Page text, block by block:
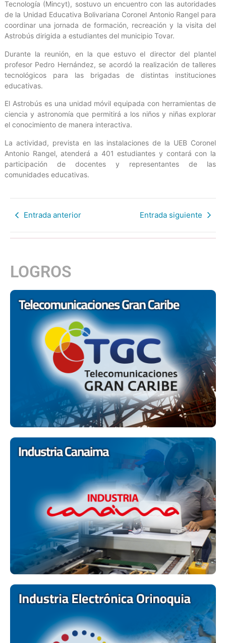
Tecnología (Mincyt), sostuvo un encuentro con las autoridades
de la Unidad Educativa Bolivariana Coronel Antonio Rangel para
coordinar una jornada de formación, recreación y la visita del
Astrobús dirigida a estudiantes del municipio Tovar.
Durante la reunión, en la que estuvo el director del plantel
profesor Pedro Hernández, se acordó la realización de talleres
tecnológicos para las brigadas de distintas instituciones
educativas.
El Astrobús es una unidad móvil equipada con herramientas de
ciencia y astronomía que permitirá a los niños y niñas explorar
el conocimiento de manera interactiva.
La actividad, prevista en las instalaciones de la UEB Coronel
Antonio Rangel, atenderá a 401 estudiantes y contará con la
participación de docentes y representantes de las
comunidades educativas.
Entrada anterior Entrada siguiente
LOGROS